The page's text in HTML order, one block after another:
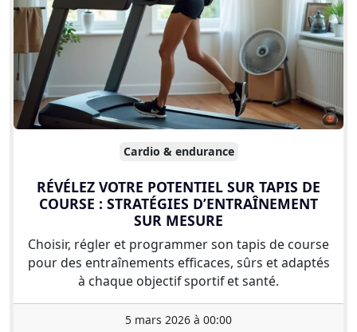
Cardio & endurance
RÉVÉLEZ VOTRE POTENTIEL SUR TAPIS DE
COURSE : STRATÉGIES D’ENTRAÎNEMENT
SUR MESURE
Choisir, régler et programmer son tapis de course
pour des entraînements efficaces, sûrs et adaptés
à chaque objectif sportif et santé.
5 mars 2026 à 00:00